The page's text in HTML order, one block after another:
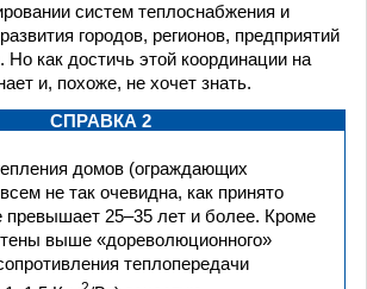
систем теплоснабжения и
городов, регионов, предприятий
как достичь этой координации на
и, похоже, не хочет знать.
СПРАВКА 2
домов (ограждающих
не так очевидна, как принято
превышает 25–35 лет и более. Кроме
выше «дореволюционного»
теплопередачи